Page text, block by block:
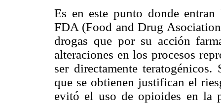
Es en este punto donde
FDA (Food and Drug
drogas que por su acción
alteraciones en los procesos
ser directamente
que se obtienen justifican el
evitó el uso de opioides en la